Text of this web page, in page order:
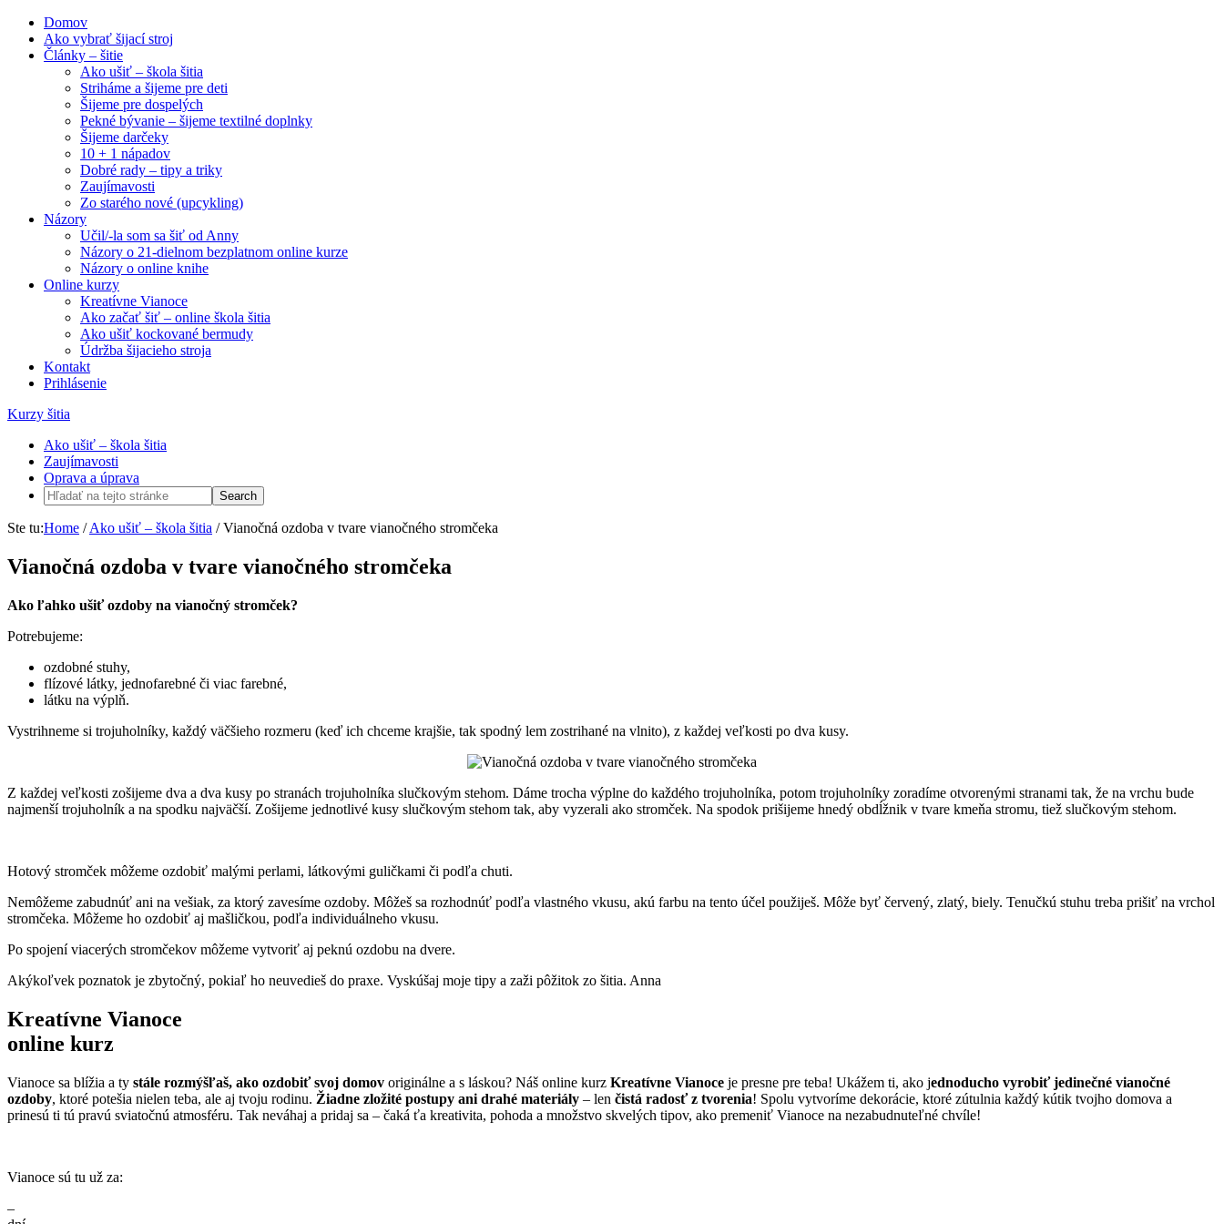
Domov
Ako vybrať šijací stroj
Články – šitie
Ako ušiť – škola šitia
Striháme a šijeme pre deti
Šijeme pre dospelých
Pekné bývanie – šijeme textilné doplnky
Šijeme darčeky
10 + 1 nápadov
Dobré rady – tipy a triky
Zaujímavosti
Zo starého nové (upcykling)
Názory
Učil/-la som sa šiť od Anny
Názory o 21-dielnom bezplatnom online kurze
Názory o online knihe
Online kurzy
Kreatívne Vianoce
Ako začať šiť – online škola šitia
Ako ušiť kockované bermudy
Údržba šijacieho stroja
Kontakt
Prihlásenie
Kurzy šitia
Ako ušiť – škola šitia
Zaujímavosti
Oprava a úprava
Ste tu:Home / Ako ušiť – škola šitia /Vianočná ozdoba v tvare vianočného stromčeka
Vianočná ozdoba v tvare vianočného stromčeka
Ako ľahko ušiť ozdoby na vianočný stromček?
Potrebujeme:
ozdobné stuhy,
flízové látky, jednofarebné či viac farebné,
látku na výplň.
Vystrihneme si trojuholníky, každý väčšieho rozmeru (keď ich chceme krajšie, tak spodný lem zostrihané na vlnito), z každej veľkosti po dva kusy.
Z každej veľkosti zošijeme dva a dva kusy po stranách trojuholníka slučkovým stehom. Dáme trocha výplne do každého trojuholníka, potom trojuholníky zoradíme otvorenými stranami tak, že na vrchu bude
najmenší trojuholník a na spodku najväčší. Zošijeme jednotlivé kusy slučkovým stehom tak, aby vyzerali ako stromček. Na spodok prišijeme hnedý obdĺžnik v tvare kmeňa stromu, tiež slučkovým stehom.
Hotový stromček môžeme ozdobiť malými perlami, látkovými guličkami či podľa chuti.
Nemôžeme zabudnúť ani na vešiak, za ktorý zavesíme ozdoby. Môžeš sa rozhodnúť podľa vlastného vkusu, akú farbu na tento účel použiješ. Môže byť červený, zlatý, biely. Tenučkú stuhu treba prišiť na vrchol
stromčeka. Môžeme ho ozdobiť aj mašličkou, podľa individuálneho vkusu.
Po spojení viacerých stromčekov môžeme vytvoriť aj peknú ozdobu na dvere.
Akýkoľvek poznatok je zbytočný, pokiaľ ho neuvedieš do praxe. Vyskúšaj moje tipy a zaži pôžitok zo šitia. Anna
Kreatívne Vianoce
online kurz
Vianoce sa blížia a ty stále rozmýšľaš, ako ozdobiť svoj domov originálne a s láskou? Náš online kurz Kreatívne Vianoce je presne pre teba! Ukážem ti, ako jednoducho vyrobiť jedinečné vianočné
ozdoby, ktoré potešia nielen teba, ale aj tvoju rodinu. Žiadne zložité postupy ani drahé materiály – len čistá radosť z tvorenia! Spolu vytvoríme dekorácie, ktoré zútulnia každý kútik tvojho domova a
prinesú ti tú pravú sviatočnú atmosféru. Tak neváhaj a pridaj sa – čaká ťa kreativita, pohoda a množstvo skvelých tipov, ako premeniť Vianoce na nezabudnuteľné chvíle!
Vianoce sú tu už za:
–